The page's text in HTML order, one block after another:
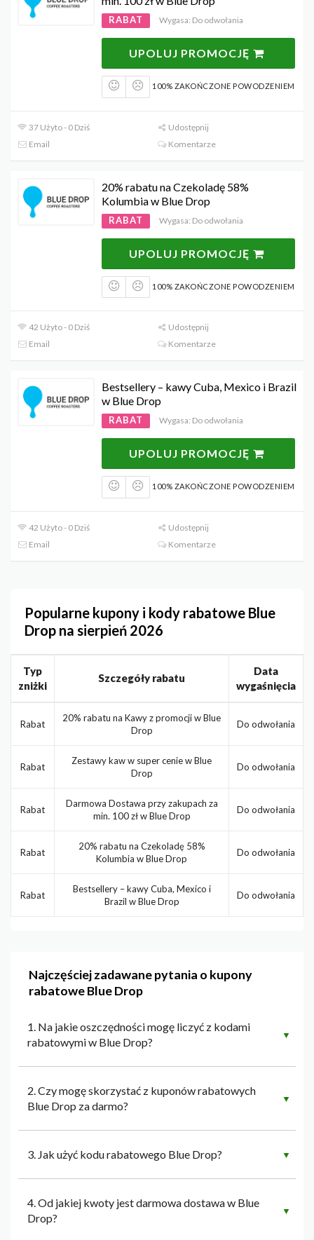
RABAT Wygasa: Do odwołania
UPOLUJ PROMOCJĘ
100% ZAKOŃCZONE POWODZENIEM
37 Użyto - 0 Dziś
Udostępnij
Email
Komentarze
20% rabatu na Czekoladę 58%
Kolumbia w Blue Drop
RABAT Wygasa: Do odwołania
UPOLUJ PROMOCJĘ
100% ZAKOŃCZONE POWODZENIEM
42 Użyto - 0 Dziś
Udostępnij
Email
Komentarze
Bestsellery – kawy Cuba, Mexico i Brazil
w Blue Drop
RABAT Wygasa: Do odwołania
UPOLUJ PROMOCJĘ
100% ZAKOŃCZONE POWODZENIEM
42 Użyto - 0 Dziś
Udostępnij
Email
Komentarze
Popularne kupony i kody rabatowe Blue
Drop na sierpień 2026
Typ
zniżki
Szczegóły rabatu
Data
wygaśnięcia
Rabat
20% rabatu na Kawy z promocji w Blue
Drop
Do odwołania
Rabat
Zestawy kaw w super cenie w Blue
Drop
Do odwołania
Rabat
Darmowa Dostawa przy zakupach za
min. 100 zł w Blue Drop
Do odwołania
Rabat
20% rabatu na Czekoladę 58%
Kolumbia w Blue Drop
Do odwołania
Rabat
Bestsellery – kawy Cuba, Mexico i
Brazil w Blue Drop
Do odwołania
Najczęściej zadawane pytania o kupony
rabatowe Blue Drop
1. Na jakie oszczędności mogę liczyć z kodami
rabatowymi w Blue Drop?
▼
2. Czy mogę skorzystać z kuponów rabatowych
Blue Drop za darmo?
▼
3. Jak użyć kodu rabatowego Blue Drop? ▼
4. Od jakiej kwoty jest darmowa dostawa w Blue
Drop?
▼